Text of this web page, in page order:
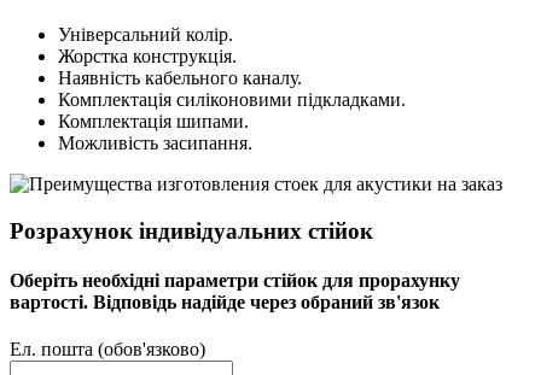
Універсальний колір.
Жорстка конструкція.
Наявність кабельного каналу.
Комплектація силіконовими підкладками.
Комплектація шипами.
Можливість засипання.
Розрахунок індивідуальних стійок
Оберіть необхідні параметри стійок для прорахунку
вартості. Відповідь надійде через обраний зв'язок
Ел. пошта (обов'язково)